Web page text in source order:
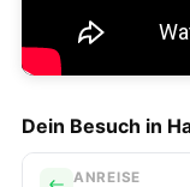
Dein Besuch in
ANREISE